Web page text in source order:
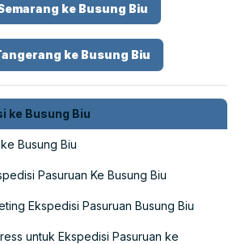
ke Busung Biu
ke Busung Biu
ke Busung Biu
Busung Biu
Pasuruan Ke Busung Biu
Ekspedisi Pasuruan Busung Biu
untuk Ekspedisi Pasuruan ke